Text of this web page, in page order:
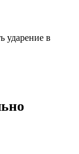
ударение в